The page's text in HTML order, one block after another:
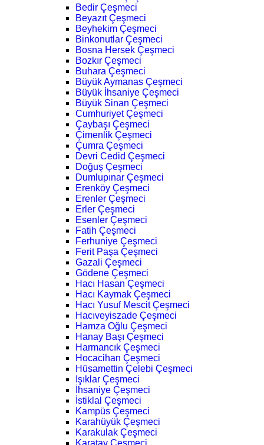
Bedir Çeşmeci
Beyazıt Çeşmeci
Beyhekim Çeşmeci
Binkonutlar Çeşmeci
Bosna Hersek Çeşmeci
Bozkır Çeşmeci
Buhara Çeşmeci
Büyük Aymanas Çeşmeci
Büyük İhsaniye Çeşmeci
Büyük Sinan Çeşmeci
Cumhuriyet Çeşmeci
Çaybaşı Çeşmeci
Çimenlik Çeşmeci
Çumra Çeşmeci
Devri Cedid Çeşmeci
Doğuş Çeşmeci
Dumlupınar Çeşmeci
Erenköy Çeşmeci
Erenler Çeşmeci
Erler Çeşmeci
Esenler Çeşmeci
Fatih Çeşmeci
Ferhuniye Çeşmeci
Ferit Paşa Çeşmeci
Gazali Çeşmeci
Gödene Çeşmeci
Hacı Hasan Çeşmeci
Hacı Kaymak Çeşmeci
Hacı Yusuf Mescit Çeşmeci
Hacıveyiszade Çeşmeci
Hamza Oğlu Çeşmeci
Hanay Başı Çeşmeci
Harmancık Çeşmeci
Hocacihan Çeşmeci
Hüsamettin Çelebi Çeşmeci
Işıklar Çeşmeci
İhsaniye Çeşmeci
İstiklal Çeşmeci
Kampüs Çeşmeci
Karahüyük Çeşmeci
Karakulak Çeşmeci